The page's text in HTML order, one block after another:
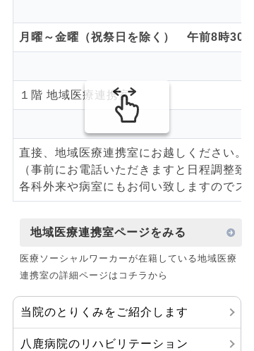
月曜～金曜（祝祭日を除く） 午前8時30分
１階 地域医療連携室
直接、地域医療連携室にお越しください。
（事前にお電話いただきますと日程調整致
各科外来や病室にもお伺い致しますのでス
地域医療連携室ページをみる
医療ソーシャルワーカーが在籍している地域医療
連携室の詳細ページはコチラから
当院のとりくみをご紹介します
八鹿病院のリハビリテーション